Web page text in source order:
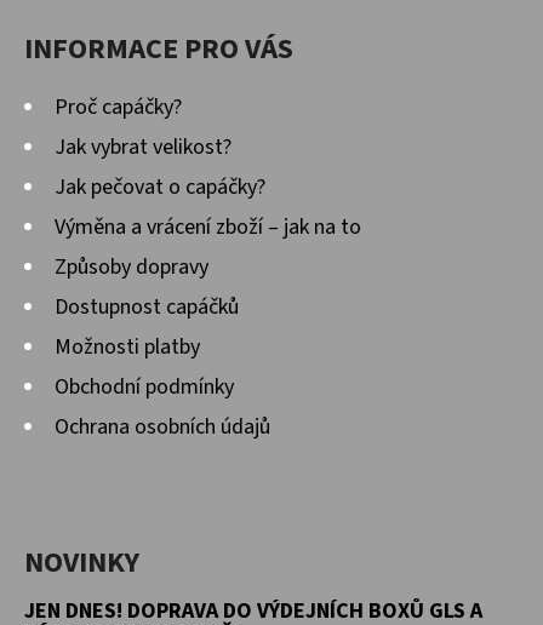
INFORMACE PRO VÁS
Proč capáčky?
Jak vybrat velikost?
Jak pečovat o capáčky?
Výměna a vrácení zboží – jak na to
Způsoby dopravy
Dostupnost capáčků
Možnosti platby
Obchodní podmínky
Ochrana osobních údajů
NOVINKY
JEN DNES! DOPRAVA DO VÝDEJNÍCH BOXŮ GLS A